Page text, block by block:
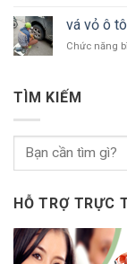
vá vỏ ô
Chức năng
TÌM KIẾM
HỖ TRỢ TRỰC